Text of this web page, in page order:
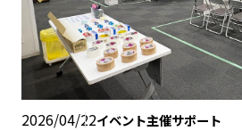
2026/04/22イベント主催サポート